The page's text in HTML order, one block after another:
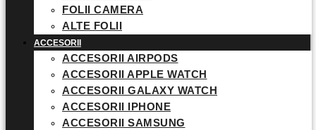
FOLII CAMERA
ALTE FOLII
ACCESORII
ACCESORII AIRPODS
ACCESORII APPLE WATCH
ACCESORII GALAXY WATCH
ACCESORII IPHONE
ACCESORII SAMSUNG